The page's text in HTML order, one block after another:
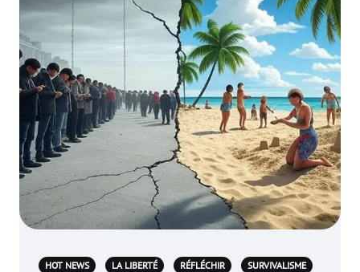
HOT NEWS LA LIBERTÉ RÉFLÉCHIR SURVIVALISME